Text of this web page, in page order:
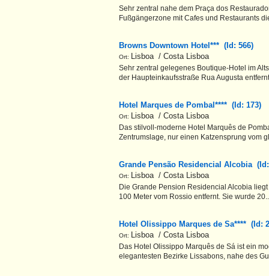
Sehr zentral nahe dem Praça dos
Fußgängerzone mit Cafes und Restaurants
Browns Downtown Hotel*** (Id: 566)
Ort: Lisboa / Costa Lisboa
Sehr zentral gelegenes Boutique-Hotel im
der Haupteinkaufsstraße Rua Augusta
Hotel Marques de Pombal**** (Id: 173)
Ort: Lisboa / Costa Lisboa
Das stilvoll-moderne Hotel Marquês de
Zentrumslage, nur einen Katzensprung vom
Grande Pensão Residencial Alcobia
Ort: Lisboa / Costa Lisboa
Die Grande Pension Residencial Alcobia
100 Meter vom Rossio entfernt. Sie wurde
Hotel Olissippo Marques de Sa**** (Id:
Ort: Lisboa / Costa Lisboa
Das Hotel Olissippo Marquês de Sá ist ein
elegantesten Bezirke Lissabons, nahe des